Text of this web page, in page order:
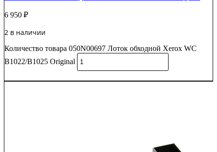
6 950 ₽
2 в наличии
Количество товара 050N00697 Лоток обходной Xerox WC
B1022/B1025 Original